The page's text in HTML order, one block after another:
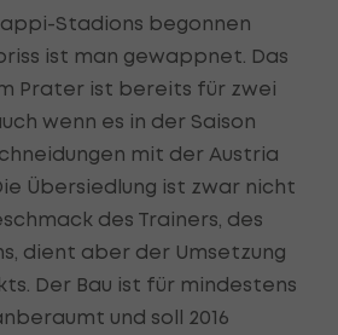
Stadions begonnen
ist man gewappnet. Das
Prater ist bereits für zwei
wenn es in der Saison
mit der Austria
Übersiedlung ist zwar nicht
des Trainers, des
dient aber der Umsetzung
Der Bau ist für mindestens
und soll 2016